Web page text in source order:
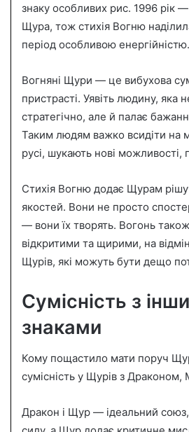
знаку особливих рис. 1996 рік
Щура, тож стихія Вогню
період особливою енергійністю.
Вогняні Щури — це вибухова
пристрасті. Уявіть людину, яка
стратегічно, але й палає
Таким людям важко всидіти на
русі, шукають нові можливості,
Стихія Вогню додає Щурам
якостей. Вони не просто
— вони їх творять. Вогонь
відкритими та щирими, на
Щурів, які можуть бути дещо
Сумісність з
знаками
Кому пощастило мати поруч
сумісність у Щурів з
Дракон і Щур — ідеальний